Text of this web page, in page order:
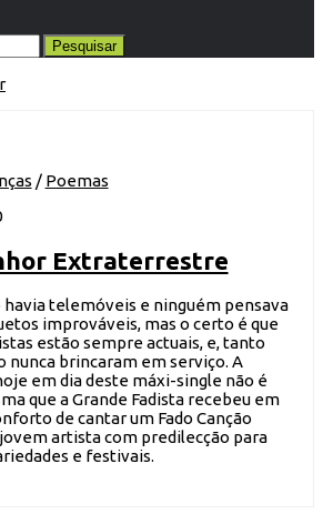
/ Poemas
Extraterrestre
havia telemóveis e ninguém pensava
improváveis, mas o certo é que
estão sempre actuais, e, tanto
nunca brincaram em serviço. A
em dia deste máxi-single não é
que a Grande Fadista recebeu em
de cantar um Fado Canção
artista com predilecção para
e festivais.